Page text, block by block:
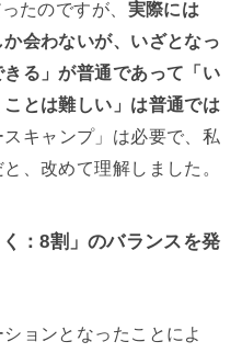
たのですが、 実際には
か会わないが、いざとなっ
る」が普通であって「い
とは難しい」は普通では
キャンプ」は必要で、私
、改めて理解しました。
：8割」のバランスを発
ョンとなったことによ